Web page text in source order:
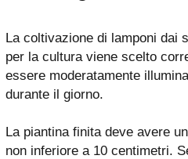
La coltivazione di lamponi dai
per la cultura viene scelto
essere moderatamente
durante il giorno.
La piantina finita deve avere
non inferiore a 10 centimetri.